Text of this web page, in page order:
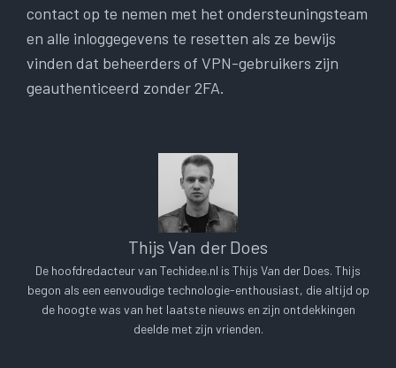
contact op te nemen met het ondersteuningsteam
en alle inloggegevens te resetten als ze bewijs
vinden dat beheerders of VPN-gebruikers zijn
geauthenticeerd zonder 2FA.
Thijs Van der Does
De hoofdredacteur van Techidee.nl is Thijs Van der Does. Thijs
begon als een eenvoudige technologie-enthousiast, die altijd op
de hoogte was van het laatste nieuws en zijn ontdekkingen
deelde met zijn vrienden.